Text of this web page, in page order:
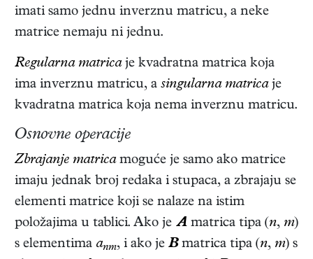
imati samo jednu inverznu matricu, a neke
matrice nemaju ni jednu.
Regularna matricaje kvadratna matrica koja
ima inverznu matricu, a singularna matricaje
kvadratna matrica koja nema inverznu matricu.
Osnovne operacije
Zbrajanje matricamoguće je samo ako matrice
imaju jednak broj redaka i stupaca, a zbrajaju se
elementi matrice koji se nalaze na istim
položajima u tablici. Ako je A matrica tipa (n, m)
s elementima anm, i ako je Bmatrica tipa (n, m) s